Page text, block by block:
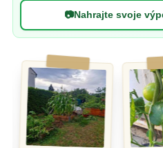
📷Nahrajte svoje